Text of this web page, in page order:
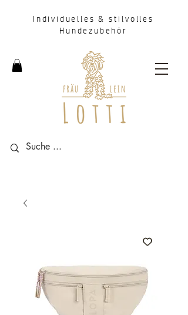
Individuelles & stilvolles
Hundezubehör